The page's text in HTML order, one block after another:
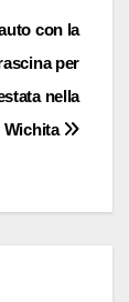
con la
per
nella
Wichita